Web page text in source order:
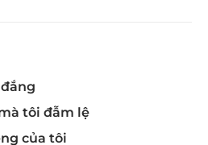
tôi đẫm lệ
của tôi